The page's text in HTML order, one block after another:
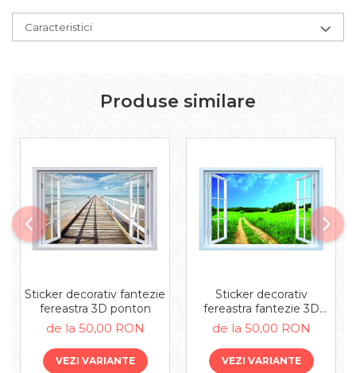
Caracteristici
Produse similare
Sticker decorativ fantezie
fereastra 3D ponton
de la 50,00 RON
VEZI VARIANTE
Sticker decorativ
fereastra fantezie 3D
campie
de la 50,00 RON
VEZI VARIANTE